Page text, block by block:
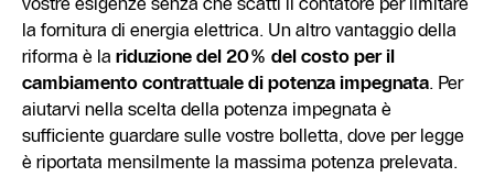
la fornitura di energia elettrica. Un altro vantaggio della
riforma è la riduzione del 20% del costo per il
cambiamento contrattuale di potenza impegnata. Per
aiutarvi nella scelta della potenza impegnata è
sufficiente guardare sulle vostre bolletta, dove per legge
è riportata mensilmente la massima potenza prelevata.